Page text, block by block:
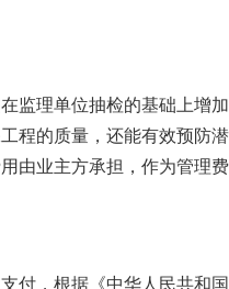
监理单位抽检的基础上增加
程的质量，还能有效预防潜
由业主方承担，作为管理费
付，根据《中华人民共和国